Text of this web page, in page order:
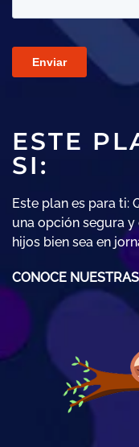
ESTE
SI:
Este plan es para ti:
una opción segura
hijos bien sea en
CONOCE